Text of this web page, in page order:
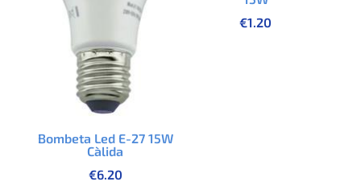
Bombeta Led E-27 15W
Càlida
€6.20
€1.20